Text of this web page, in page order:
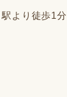
より徒歩1分